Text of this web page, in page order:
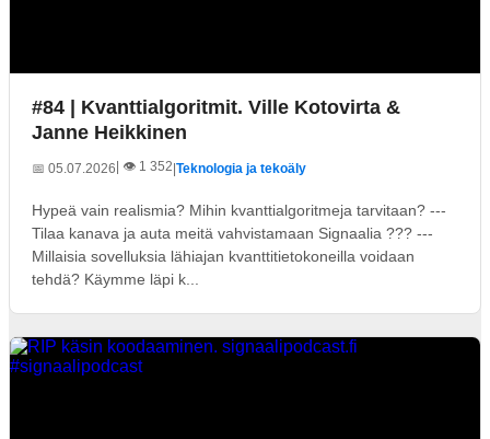
#84 | Kvanttialgoritmit. Ville Kotovirta &
Janne Heikkinen
📅 05.07.2026 | 👁️ 1 352|Teknologia ja tekoäly
Hypeä vain realismia? Mihin kvanttialgoritmeja tarvitaan? ---
Tilaa kanava ja auta meitä vahvistamaan Signaalia ??? ---
Millaisia sovelluksia lähiajan kvanttitietokoneilla voidaan
tehdä? Käymme läpi k...